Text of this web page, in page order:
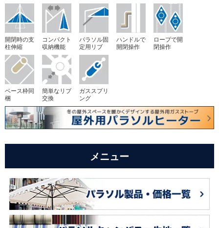
開閉時の支
柱伸縮
コンパクト
収納機能
パラソル固
定用リブ
ハンドルで
開閉操作
ロープで開
閉操作
ベース枠同
梱
簡単なリブ
交換
ガススプリ
ング
メニュー